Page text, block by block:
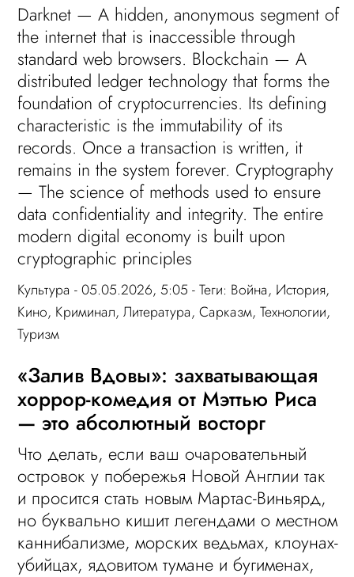
Darknet — A hidden, anonymous segment of
the internet that is inaccessible through
standard web browsers. Blockchain — A
distributed ledger technology that forms the
foundation of cryptocurrencies. Its defining
characteristic is the immutability of its
records. Once a transaction is written, it
remains in the system forever. Cryptography
— The science of methods used to ensure
data confidentiality and integrity. The entire
modern digital economy is built upon
cryptographic principles
Культура - 05.05.2026, 5:05 - Теги: Война, История,
Кино, Криминал,Литература,Сарказм,Технологии,
Туризм
«Залив Вдовы»: захватывающая
хоррор-комедия от Мэттью Риса
— это абсолютный восторг
Что делать, если ваш очаровательный
островок у побережья Новой Англии так
и просится стать новым Мартас-Виньярд,
но буквально кишит легендами о местном
каннибализме, морских ведьмах, клоунах-
убийцах, ядовитом тумане и бугименах,